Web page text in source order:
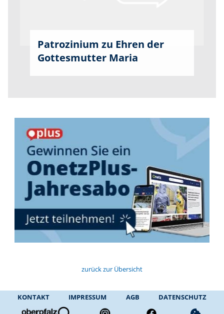
Patrozinium zu Ehren der
Gottesmutter Maria
zurück zur Übersicht
KONTAKT IMPRESSUM AGB DATENSCHUTZ